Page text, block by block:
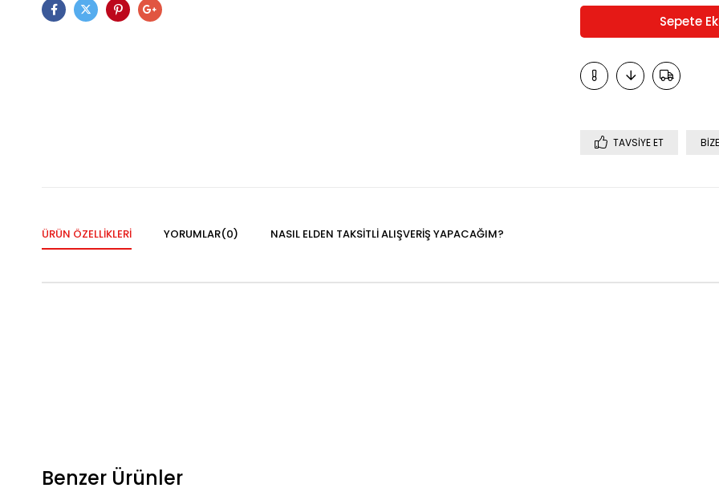
TAVSIYE ET
ÜRÜN ÖZELLIKLERI YORUMLAR(0) NASIL ELDEN TAKSİTLİ ALIŞVERİŞ YAPACAĞIM?
Benzer Ürünler